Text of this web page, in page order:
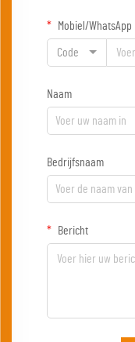
Mobiel/WhatsApp
Code
Naam
Bedrijfsnaam
Bericht